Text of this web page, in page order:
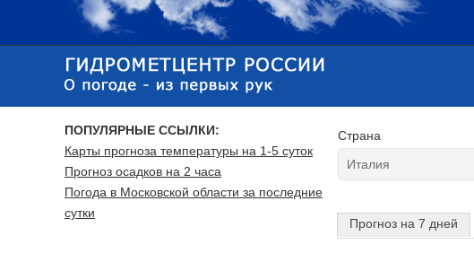
Страна
Прогноз на 7 дней
ПОПУЛЯРНЫЕ ССЫЛКИ:
Карты прогноза температуры на 1-5 суток
Прогноз осадков на 2 часа
Погода в Московской области за последние
сутки